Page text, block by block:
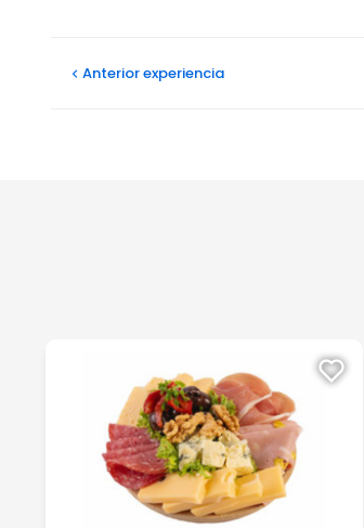
Muy buena picada, tanto en calidad
Ver más
Adrian W
Anteriorexperiencia